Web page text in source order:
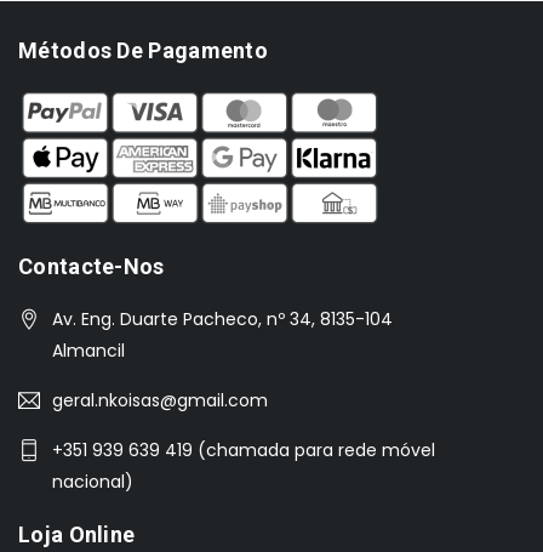
Métodos De Pagamento
Contacte-Nos
Av. Eng. Duarte Pacheco, nº 34, 8135-104
Almancil
geral.nkoisas@gmail.com
+351 939 639 419 (chamada para rede móvel
nacional)
Loja Online